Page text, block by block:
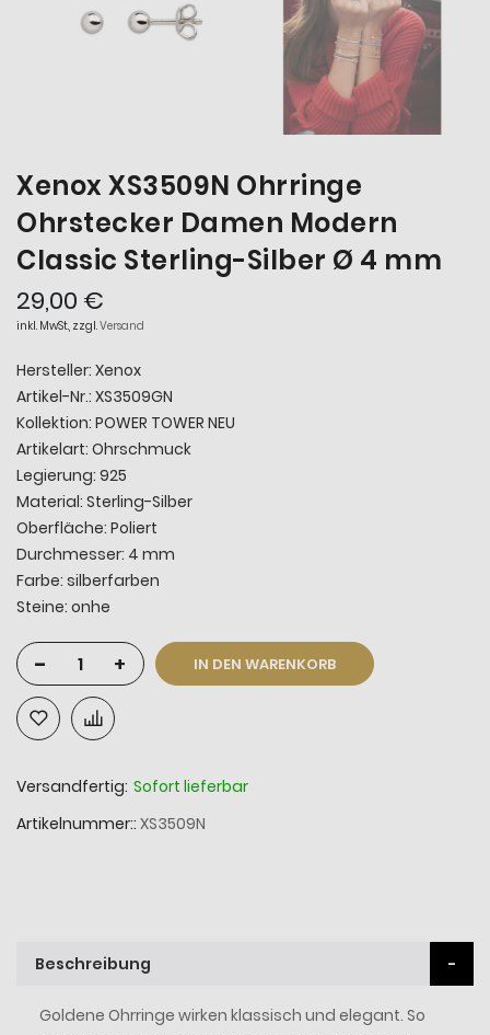
Xenox XS3509N Ohrringe
Ohrstecker Damen Modern
Classic Sterling-Silber Ø 4 mm
29,00 €
inkl. MwSt., zzgl.Versand
Hersteller: Xenox
Artikel-Nr.: XS3509GN
Kollektion: POWER TOWER NEU
Artikelart: Ohrschmuck
Legierung: 925
Material: Sterling-Silber
Oberfläche: Poliert
Durchmesser: 4 mm
Farbe: silberfarben
Steine: onhe
- + IN DEN WARENKORB
Versandfertig: Sofort lieferbar
Artikelnummer: XS3509N
Beschreibung
Goldene Ohrringe wirken klassisch und elegant. So